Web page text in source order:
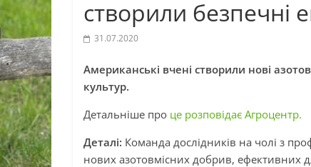
створили безпечні
31.07.2020
Американські вчені створили нові
культур.
Детальніше про це розповідає Агроцентр.
Деталі: Команда дослідників на чолі з
нових азотовмісних добрив, ефективних